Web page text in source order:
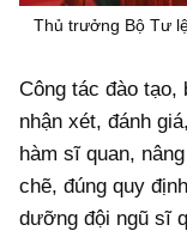
Thủ trưởng Bộ Tư
Công tác đào tạo,
nhận xét, đánh
hàm sĩ quan,
chẽ, đúng quy
dưỡng đội ngũ sĩ